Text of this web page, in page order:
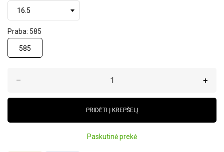
Praba: 585
585
– +
PRIDĖTI Į KREPŠELĮ
Paskutinė prekė